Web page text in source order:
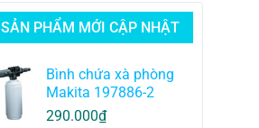
SẢN PHẨM MỚI CẬP NHẬT
Bình chứa xà phòng
Makita 197886-2
290.000₫